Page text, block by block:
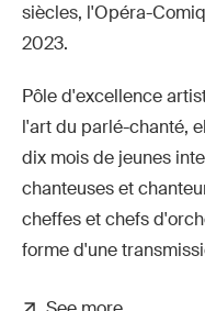
siècles, l'Opéra-
2023.
Pôle d'excellence
l'art du parlé-chanté,
dix mois de jeunes
chanteuses et
cheffes et chefs
forme d'une